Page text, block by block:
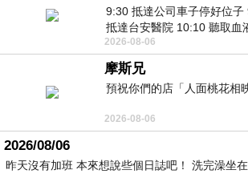
9:30 抵達公司車子停好位
抵達台安醫院 10:10 聽取血
去的 B12 彌可保並非沒有吸
2026-08-06
摩斯兄
預祝你們的店「人面桃花相
2026-08-06
2026/08/06
昨天沒有加班 本來想說些個日誌吧！ 洗完澡坐